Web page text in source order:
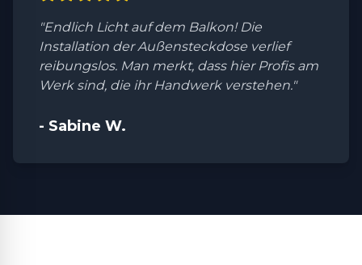
"Endlich Licht auf dem Balkon! Die
Installation der Außensteckdose verlief
reibungslos. Man merkt, dass hier Profis am
Werk sind, die ihr Handwerk verstehen."
- Sabine W.